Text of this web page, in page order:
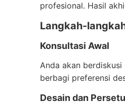
profesional. Hasil
Langkah-
Konsultasi Awal
Anda akan
berbagi preferensi
Desain dan